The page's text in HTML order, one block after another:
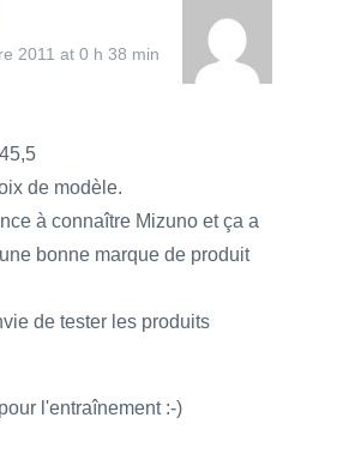
2011 at 0 h 38 min
de modèle.
à connaître Mizuno et ça a
bonne marque de produit
de tester les produits
l'entraînement :-)